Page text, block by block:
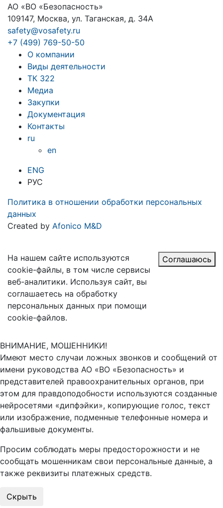
АО «ВО «Безопасность»
109147, Москва, ул. Таганская, д. 34А
safety@vosafety.ru
+7 (499) 769-50-50
О компании
Виды деятельности
ТК 322
Медиа
Закупки
Документация
Контакты
ru
en
ENG
РУС
Политика в отношении обработки персональных
данных
Created by Afonico M&D
На нашем сайте используются
cookie-файлы, в том числе сервисы
веб-аналитики. Используя сайт, вы
соглашаетесь на обработку
персональных данных при помощи
cookie-файлов.
Соглашаюсь
ВНИМАНИЕ, МОШЕННИКИ!
Имеют место случаи ложных звонков и сообщений от
имени руководства АО «ВО «Безопасность» и
представителей правоохранительных органов, при
этом для правдоподобности используются созданные
нейросетями «дипфэйки», копирующие голос, текст
или изображение, подменные телефонные номера и
фальшивые документы.
Просим соблюдать меры предосторожности и не
сообщать мошенникам свои персональные данные, а
также реквизиты платежных средств.
Скрыть